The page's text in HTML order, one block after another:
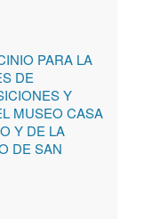
PARA LA
DE
Y
MUSEO CASA
Y DE LA
DE SAN